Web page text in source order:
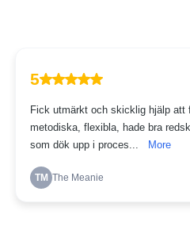
5
Fick utmärkt och skicklig hjälp att
metodiska, flexibla, hade bra
som dök upp i proces...
More
TM The Meanie